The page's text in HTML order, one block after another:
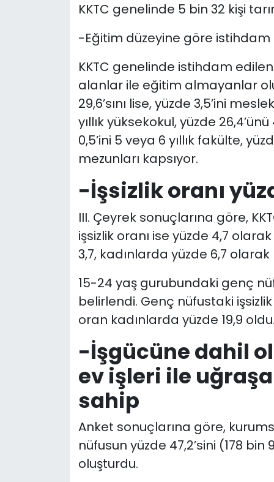
KKTC genelinde 5 bin 32 kişi
-Eğitim düzeyine göre istihdam
KKTC genelinde istihdam
alanlar ile eğitim almayanlar
29,6’sını lise, yüzde 3,5’ini
yıllık yüksekokul, yüzde
0,5’ini 5 veya 6 yıllık fakülte,
mezunları kapsıyor.
-İşsizlik oranı
III. Çeyrek sonuçlarına göre,
işsizlik oranı ise yüzde 4,7
3,7, kadınlarda yüzde 6,7
15-24 yaş gurubundaki genç
belirlendi. Genç nüfustaki
oran kadınlarda yüzde 19,9
-İşgücüne dahil
ev işleri ile
sahip
Anket sonuçlarına göre,
nüfusun yüzde 47,2’sini (178
oluşturdu.